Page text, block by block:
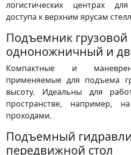
логистических центрах для
доступа к верхним ярусам
Подъемник грузовой
одноножничный и
Компактные и
применяемые для подъема
высоту. Идеальны для
пространстве, например,
проходами.
Подъемный
передвижной стол